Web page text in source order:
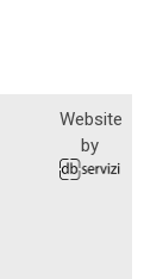
Website
by